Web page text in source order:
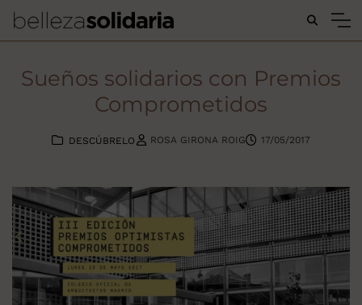
Buscar...
Sueños solidarios con Premios
Comprometidos
DESCÚBRELO ROSA GIRONA ROIG 17/05/2017